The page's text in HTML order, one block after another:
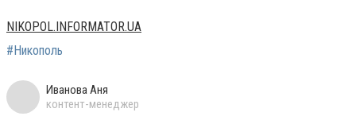
NIKOPOL.INFORMATOR.UA
#Никополь
Иванова Аня
контент-менеджер